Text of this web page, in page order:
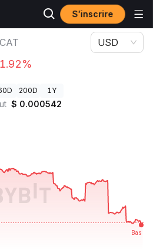
S’inscrire
USD
200D 1Y
$ 0.000542